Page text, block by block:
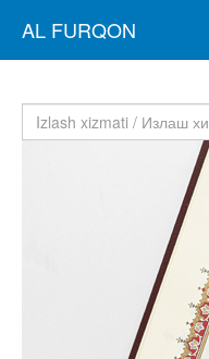
AL FURQON